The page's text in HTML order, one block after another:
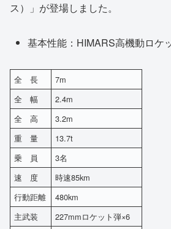
ス）」が登場しました。
基本性能：HIMARS高機動ロケ
全 長
7m
全 幅
2.4m
全 高
3.2m
重 量
13.7t
乗 員
3名
速 度
時速85km
行動距離
480km
主武装
227mmロケット弾×6